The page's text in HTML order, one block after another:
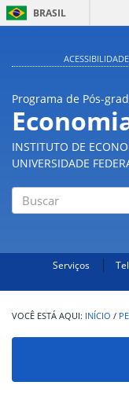
BRASIL
ACESSIBILIDADE
Programa de Pós-
INSTITUTO DE
UNIVERSIDADE
Serviços
INÍCIO /